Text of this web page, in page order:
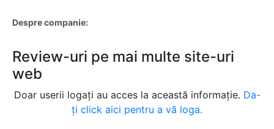
Despre companie:
Review-uri pe mai multe site-uri
web
Doar userii logați au acces la această informație. Da-
ți click aici pentru a vă loga.